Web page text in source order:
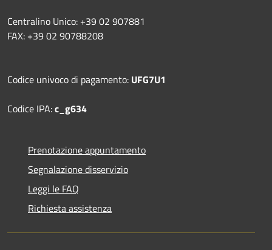
Centralino Unico: +39 02 907881
FAX: +39 02 90788208
Codice univoco di pagamento: UFG7U1
Codice IPA:c_g634
Prenotazione appuntamento
Segnalazione disservizio
Leggi le FAQ
Richiesta assistenza